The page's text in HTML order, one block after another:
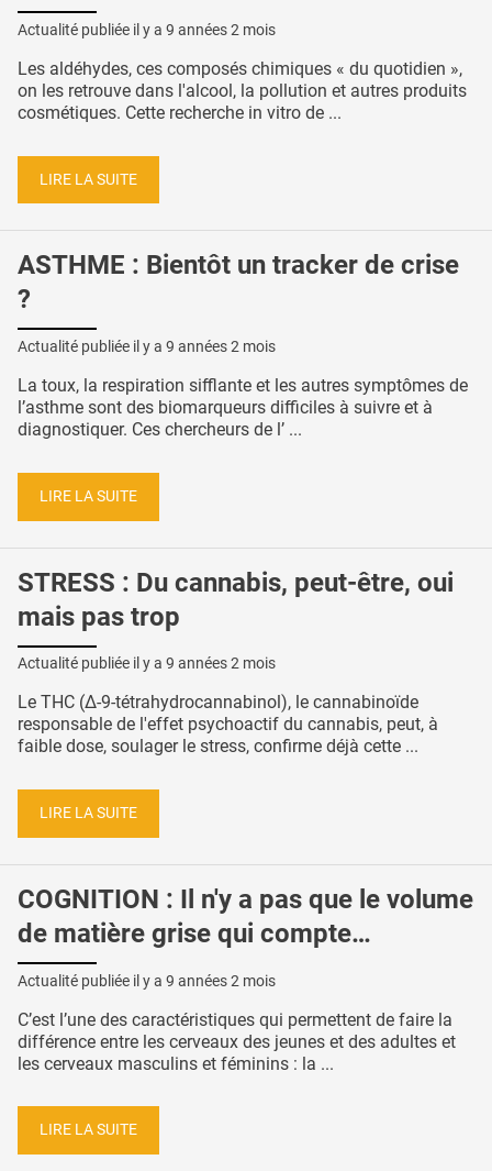
Actualité publiée il y a 9 années 2 mois
Les aldéhydes, ces composés chimiques « du quotidien »,
on les retrouve dans l'alcool, la pollution et autres produits
cosmétiques. Cette recherche in vitro de ...
LIRE LA SUITE
ASTHME : Bientôt un tracker de crise
?
Actualité publiée il y a 9 années 2 mois
La toux, la respiration sifflante et les autres symptômes de
l’asthme sont des biomarqueurs difficiles à suivre et à
diagnostiquer. Ces chercheurs de l’ ...
LIRE LA SUITE
STRESS : Du cannabis, peut-être, oui
mais pas trop
Actualité publiée il y a 9 années 2 mois
Le THC (Δ-9-tétrahydrocannabinol), le cannabinoïde
responsable de l'effet psychoactif du cannabis, peut, à
faible dose, soulager le stress, confirme déjà cette ...
LIRE LA SUITE
COGNITION : Il n'y a pas que le volume
de matière grise qui compte…
Actualité publiée il y a 9 années 2 mois
C’est l’une des caractéristiques qui permettent de faire la
différence entre les cerveaux des jeunes et des adultes et
les cerveaux masculins et féminins : la ...
LIRE LA SUITE